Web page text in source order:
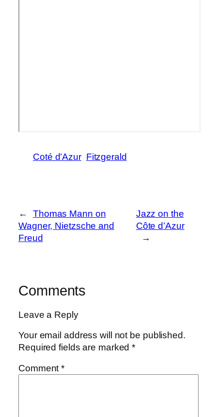
Coté d’Azur Fitzgerald
←
Thomas Mann on
Wagner, Nietzsche and
Freud
Jazz on the
Côte d’Azur
→
Comments
Leave a Reply
Your email address will not be published.
Required fields are marked*
Comment*